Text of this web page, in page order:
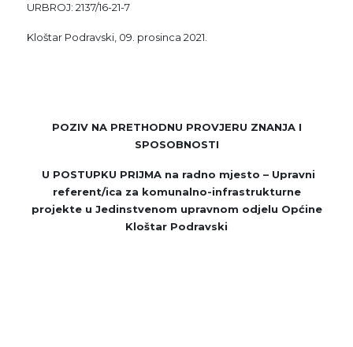
URBROJ: 2137/16-21-7
Kloštar Podravski, 09. prosinca 2021.
POZIV NA PRETHODNU PROVJERU ZNANJA I
SPOSOBNOSTI
U POSTUPKU PRIJMA na radno mjesto – Upravni
referent/ica za komunalno-infrastrukturne
projekte u Jedinstvenom upravnom odjelu Općine
Kloštar Podravski